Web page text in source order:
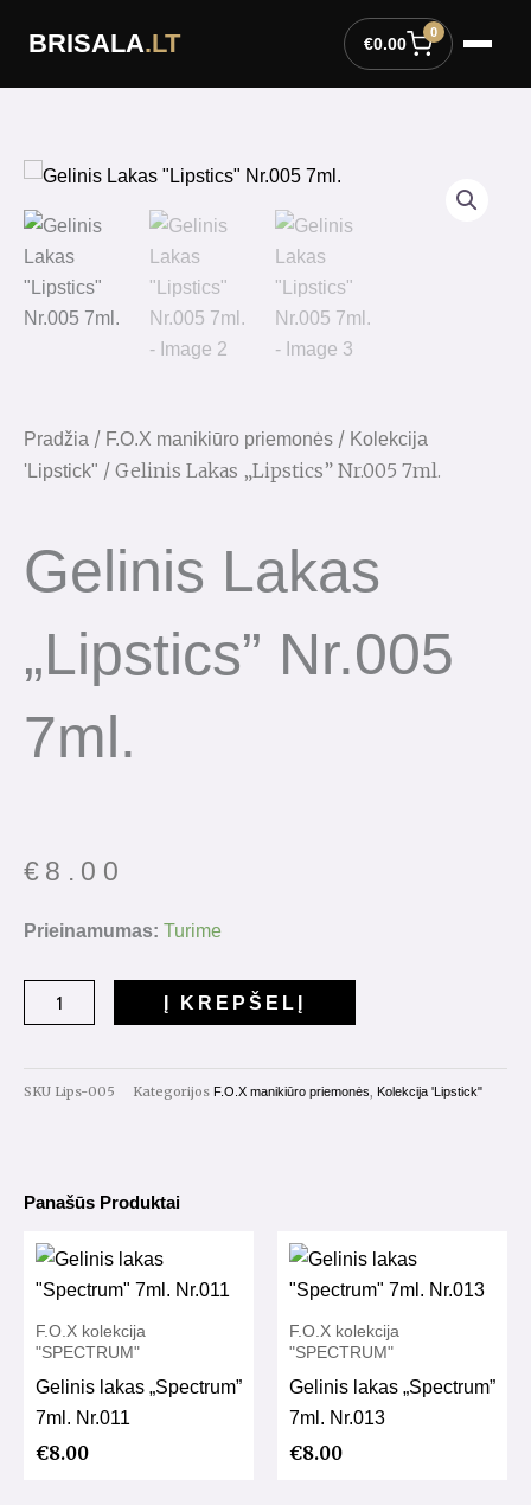
BRISALA.LT €0.00
0
Pradžia / F.O.X manikiūro priemonės / Kolekcija
'Lipstick" / Gelinis Lakas „Lipstics” Nr.005 7ml.
Gelinis Lakas
„Lipstics” Nr.005
7ml.
€ 8.00
Prieinamumas: Turime
produkto
Lakas
Nr.005
Į KREPŠELĮ
SKU Lips-005 Kategorijos F.O.X manikiūro priemonės Kolekcija 'Lipstick"
Panašūs Produktai
F.O.X kolekcija
"SPECTRUM"
Gelinis lakas „Spectrum”
7ml. Nr.011
€8.00
F.O.X kolekcija
"SPECTRUM"
Gelinis lakas „Spectrum”
7ml. Nr.013
€8.00